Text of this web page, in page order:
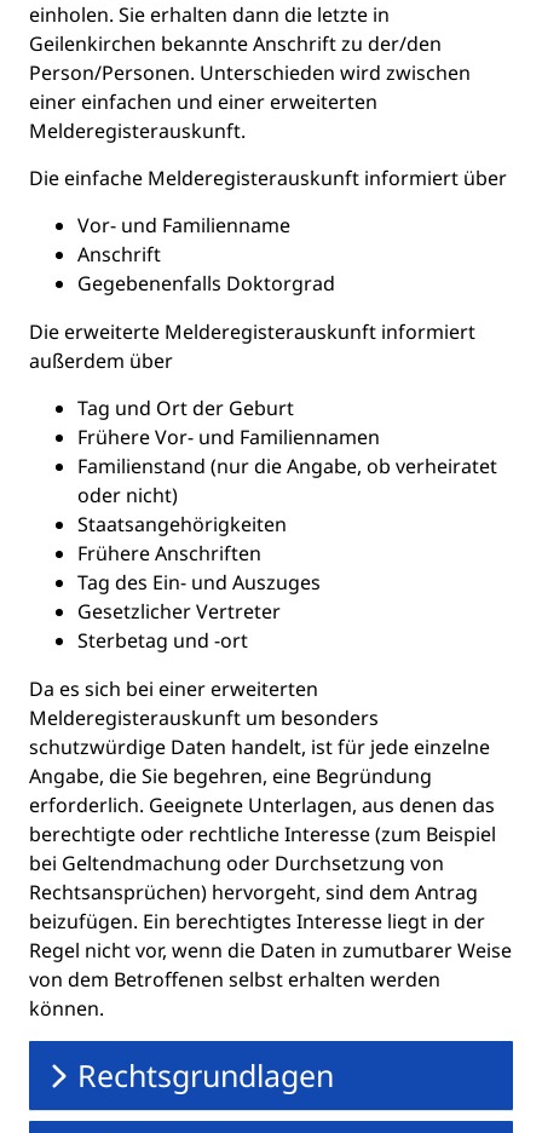
einholen. Sie erhalten dann die letzte in
Geilenkirchen bekannte Anschrift zu der/den
Person/Personen. Unterschieden wird zwischen
einer einfachen und einer erweiterten
Melderegisterauskunft.
Die einfache Melderegisterauskunft informiert über
Vor- und Familienname
Anschrift
Gegebenenfalls Doktorgrad
Die erweiterte Melderegisterauskunft informiert
außerdem über
Tag und Ort der Geburt
Frühere Vor- und Familiennamen
Familienstand (nur die Angabe, ob verheiratet
oder nicht)
Staatsangehörigkeiten
Frühere Anschriften
Tag des Ein- und Auszuges
Gesetzlicher Vertreter
Sterbetag und -ort
Da es sich bei einer erweiterten
Melderegisterauskunft um besonders
schutzwürdige Daten handelt, ist für jede einzelne
Angabe, die Sie begehren, eine Begründung
erforderlich. Geeignete Unterlagen, aus denen das
berechtigte oder rechtliche Interesse (zum Beispiel
bei Geltendmachung oder Durchsetzung von
Rechtsansprüchen) hervorgeht, sind dem Antrag
beizufügen. Ein berechtigtes Interesse liegt in der
Regel nicht vor, wenn die Daten in zumutbarer Weise
von dem Betroffenen selbst erhalten werden
können.
Rechtsgrundlagen